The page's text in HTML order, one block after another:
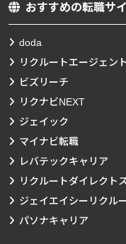
おすすめの転職サ
doda
リクルートエージェント
ビズリーチ
リクナビNEXT
ジェイック
マイナビ転職
レバテックキャリア
リクルートダイレクト
ジェイエイシーリクル
パソナキャリア